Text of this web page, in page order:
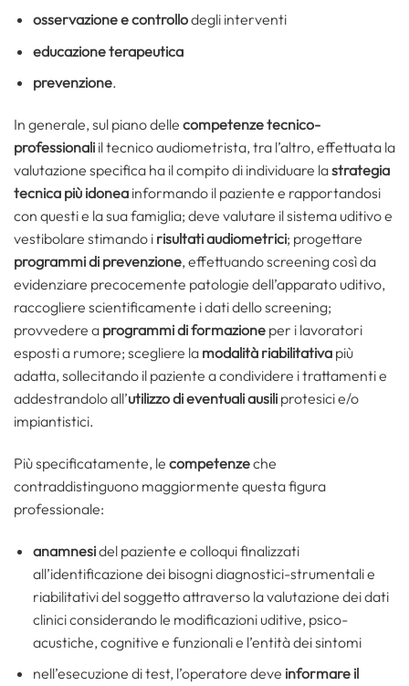
osservazione e controllodegli interventi
educazione terapeutica
prevenzione.
In generale, sul piano delle competenze tecnico-
professionali il tecnico audiometrista, tra l’altro, effettuata la
valutazione specifica ha il compito di individuare lastrategia
tecnica più idonea informando il paziente e rapportandosi
con questi e la sua famiglia; deve valutare il sistema uditivo e
vestibolare stimando i risultati audiometrici; progettare
programmi di prevenzione, effettuando screening così da
evidenziare precocemente patologie dell’apparato uditivo,
raccogliere scientificamente i dati dello screening;
provvedere a programmi di formazione per i lavoratori
esposti a rumore; scegliere la modalità riabilitativa più
adatta, sollecitando il paziente a condividere i trattamenti e
addestrandolo all’utilizzo di eventuali ausili protesici e/o
impiantistici.
Più specificatamente, le competenzeche
contraddistinguono maggiormente questa figura
professionale:
anamnesidel paziente e colloqui finalizzati
all’identificazione dei bisogni diagnostici-strumentali e
riabilitativi del soggetto attraverso la valutazione dei dati
clinici considerando le modificazioni uditive, psico-
acustiche, cognitive e funzionali e l’entità dei sintomi
nell’esecuzione di test, l’operatore deve informare il